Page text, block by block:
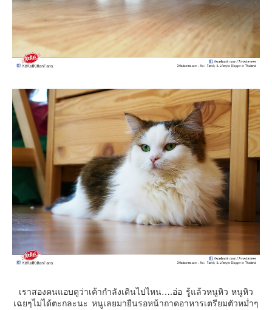
เราสองคนแอบดูว่าเค้ากำลังเดินไปไหน….อ่อ รู้แล้วหนูหิว หนูหิว
เฉยๆไม่ได้ตะกละนะ หนูเลยมายืนรอหน้าถาดอาหารเตรียมตัวหม่ำๆ